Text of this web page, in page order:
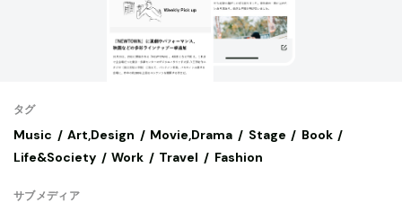
タグ
Music Art,Design Movie,Drama Stage
Book
Life&Society
Work Travel Fashion
サブメディア